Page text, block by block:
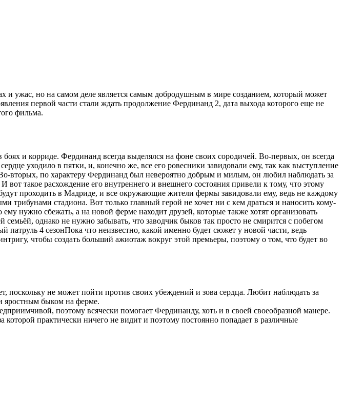
и ужас, но на самом деле является самым добродушным в мире созданием, который может
первой части стали ждать продолжение Фердинанд 2, дата выхода которого еще не
фильма.
и корриде. Фердинанд всегда выделялся на фоне своих сородичей. Во-первых, он всегда
уходило в пятки, и, конечно же, все его ровесники завидовали ему, так как выступление
вторых, по характеру Фердинанд был невероятно добрым и милым, он любил наблюдать за
такое расхождение его внутреннего и внешнего состояния привели к тому, что этому
проходить в Мадриде, и все окружающие жители фермы завидовали ему, ведь не каждому
трибунами стадиона. Вот только главный герой не хочет ни с кем драться и наносить кому-
нужно сбежать, а на новой ферме находит друзей, которые также хотят организовать
однако не нужно забывать, что заводчик быков так просто не смирится с побегом
патруль 4 сезонПока что неизвестно, какой именно будет сюжет у новой части, ведь
чтобы создать больший ажиотаж вокруг этой премьеры, поэтому о том, что будет во
поскольку не может пойти против своих убеждений и зова сердца. Любит наблюдать за
яростным быком на ферме.
поэтому всячески помогает Фердинанду, хоть и в своей своеобразной манере.
практически ничего не видит и поэтому постоянно попадает в различные